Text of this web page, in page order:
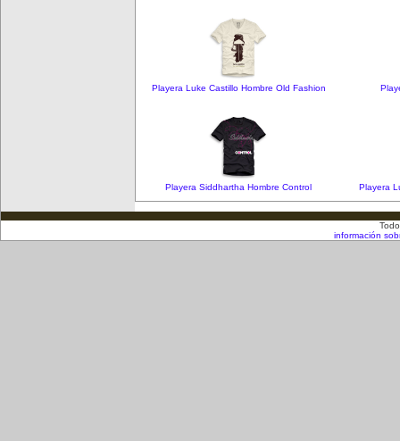
Playera Luke Castillo Hombre Old Fashion
Playera Siddhartha Hombre Control Playera
información